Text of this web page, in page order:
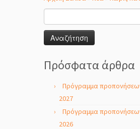
για:
Πρόσφατα άρθρα
Πρόγραμμα
2027
Πρόγραμμα
2026